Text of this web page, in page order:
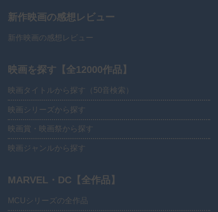
新作映画の感想レビュー
新作映画の感想レビュー
映画を探す【全12000作品】
映画タイトルから探す（50音検索）
映画シリーズから探す
映画賞・映画祭から探す
映画ジャンルから探す
MARVEL・DC【全作品】
MCUシリーズの全作品